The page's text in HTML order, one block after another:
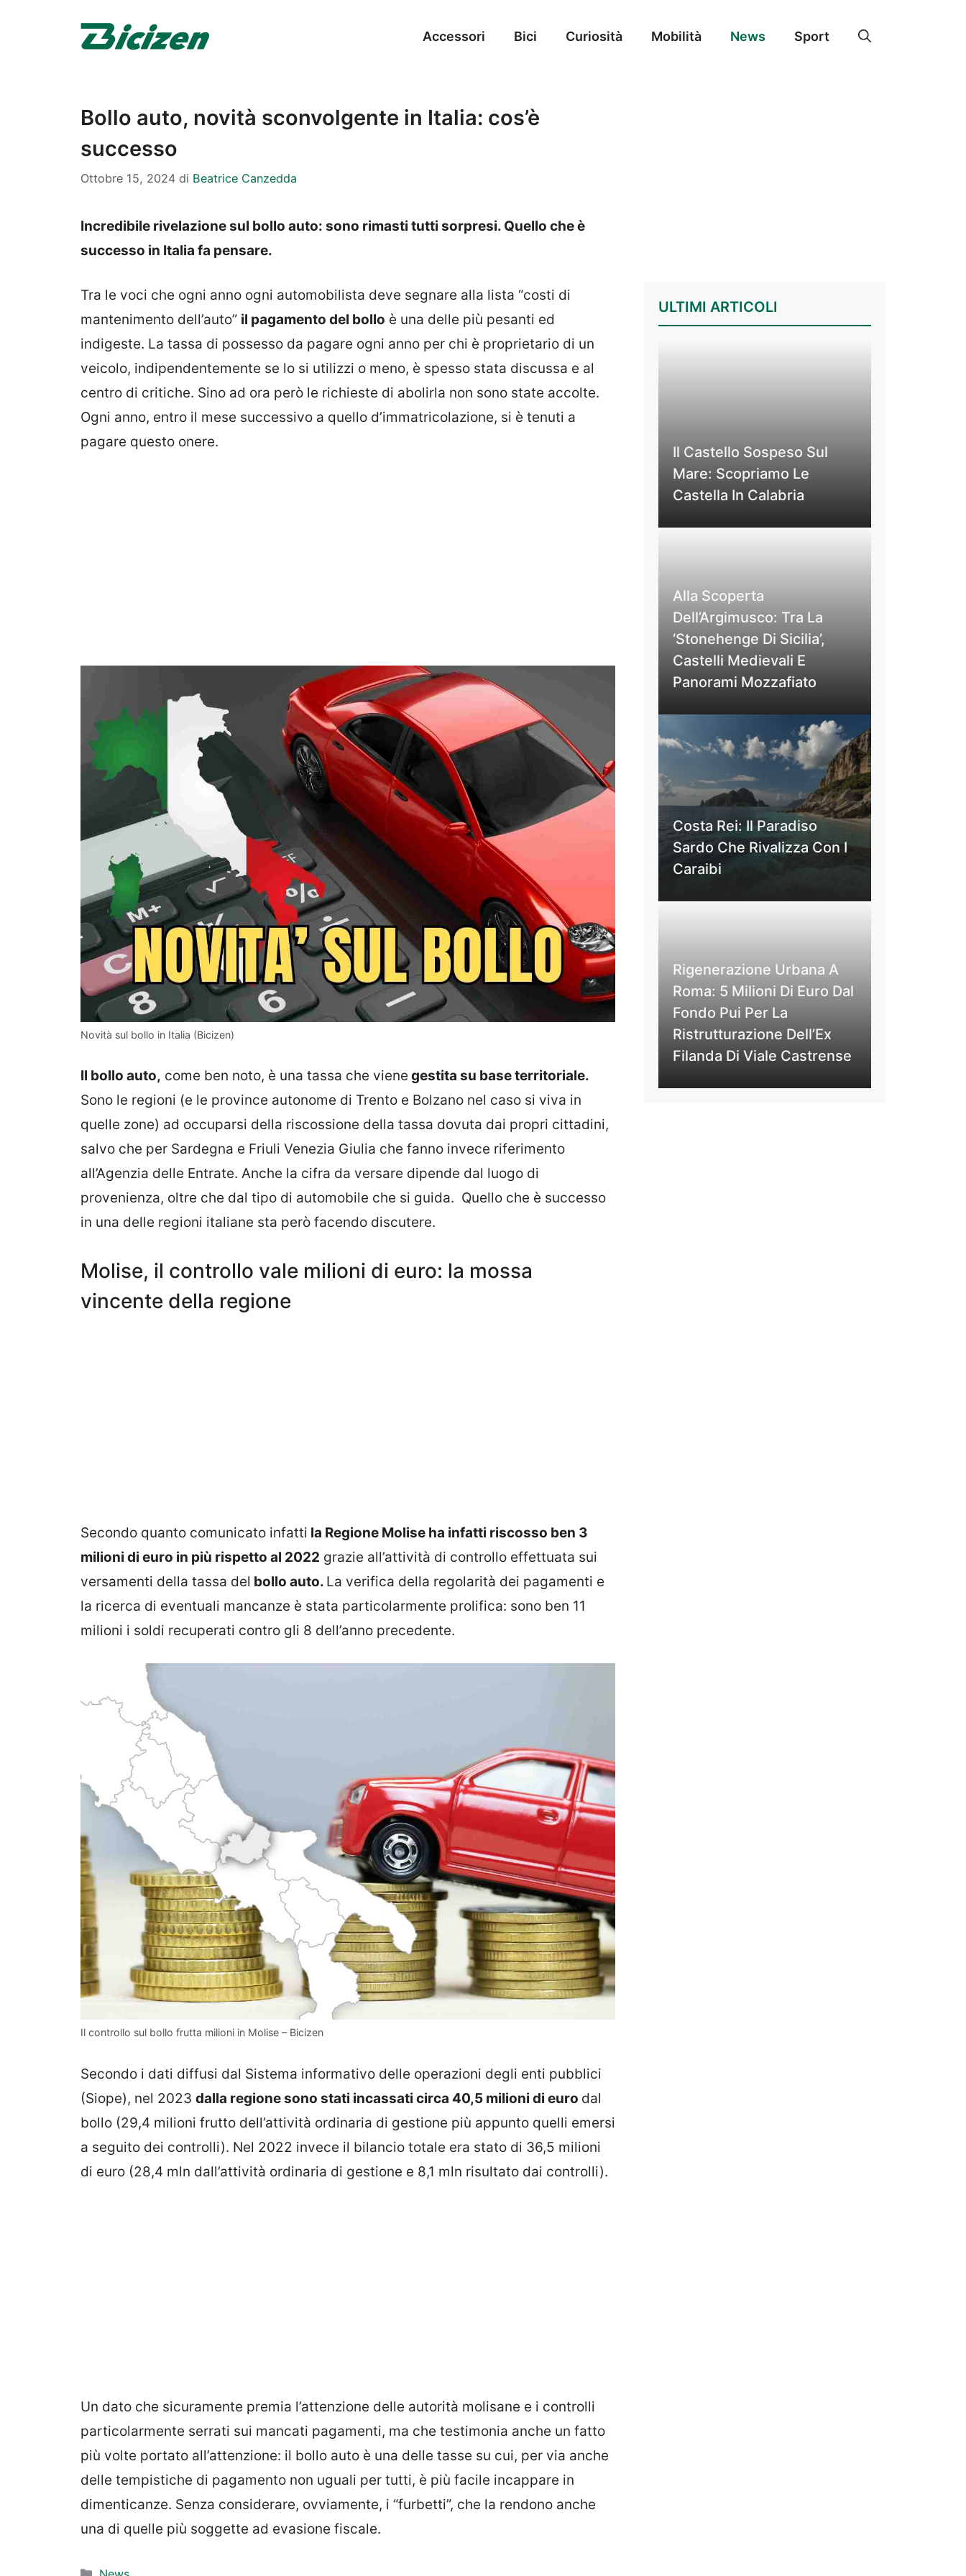
Accessori Bici Curiosità Mobilità News Sport
Bollo auto, novità sconvolgente in Italia: cos’è
successo
Ottobre 15, 2024 di Beatrice Canzedda
Incredibile rivelazione sul bollo auto: sono rimasti tutti sorpresi. Quello che è
successo in Italia fa pensare.
Tra le voci che ogni anno ogni automobilista deve segnare alla lista “costi di
mantenimento dell’auto” il pagamento del bollo è una delle più pesanti ed
indigeste. La tassa di possesso da pagare ogni anno per chi è proprietario di un
veicolo, indipendentemente se lo si utilizzi o meno, è spesso stata discussa e al
centro di critiche. Sino ad ora però le richieste di abolirla non sono state accolte.
Ogni anno, entro il mese successivo a quello d’immatricolazione, si è tenuti a
pagare questo onere.
Novità sul bollo in Italia (Bicizen)
Il bollo auto, come ben noto, è una tassa che viene gestita su base territoriale.
Sono le regioni (e le province autonome di Trento e Bolzano nel caso si viva in
quelle zone) ad occuparsi della riscossione della tassa dovuta dai propri cittadini,
salvo che per Sardegna e Friuli Venezia Giulia che fanno invece riferimento
all’Agenzia delle Entrate. Anche la cifra da versare dipende dal luogo di
provenienza, oltre che dal tipo di automobile che si guida. Quello che è successo
in una delle regioni italiane sta però facendo discutere.
Molise, il controllo vale milioni di euro: la mossa
vincente della regione
Secondo quanto comunicato infatti la Regione Molise ha infatti riscosso ben 3
milioni di euro in più rispetto al 2022 grazie all’attività di controllo effettuata sui
versamenti della tassa del bollo auto. La verifica della regolarità dei pagamenti e
la ricerca di eventuali mancanze è stata particolarmente prolifica: sono ben 11
milioni i soldi recuperati contro gli 8 dell’anno precedente.
Il controllo sul bollo frutta milioni in Molise – Bicizen
Secondo i dati diffusi dal Sistema informativo delle operazioni degli enti pubblici
(Siope), nel 2023 dalla regione sono stati incassati circa 40,5 milioni di euro dal
bollo (29,4 milioni frutto dell’attività ordinaria di gestione più appunto quelli emersi
a seguito dei controlli). Nel 2022 invece il bilancio totale era stato di 36,5 milioni
di euro (28,4 mln dall’attività ordinaria di gestione e 8,1 mln risultato dai controlli).
Un dato che sicuramente premia l’attenzione delle autorità molisane e i controlli
particolarmente serrati sui mancati pagamenti, ma che testimonia anche un fatto
più volte portato all’attenzione: il bollo auto è una delle tasse su cui, per via anche
delle tempistiche di pagamento non uguali per tutti, è più facile incappare in
dimenticanze. Senza considerare, ovviamente, i “furbetti”, che la rendono anche
una di quelle più soggette ad evasione fiscale.
Categorie
ULTIMI ARTICOLI
Il Castello Sospeso Sul
Mare: Scopriamo Le
Castella In Calabria
Alla Scoperta
Dell’Argimusco: Tra La
‘Stonehenge Di Sicilia’,
Castelli Medievali E
Panorami Mozzafiato
Costa Rei: Il Paradiso
Sardo Che Rivalizza Con I
Caraibi
Rigenerazione Urbana A
Roma: 5 Milioni Di Euro Dal
Fondo Pui Per La
Ristrutturazione Dell’Ex
Filanda Di Viale Castrense